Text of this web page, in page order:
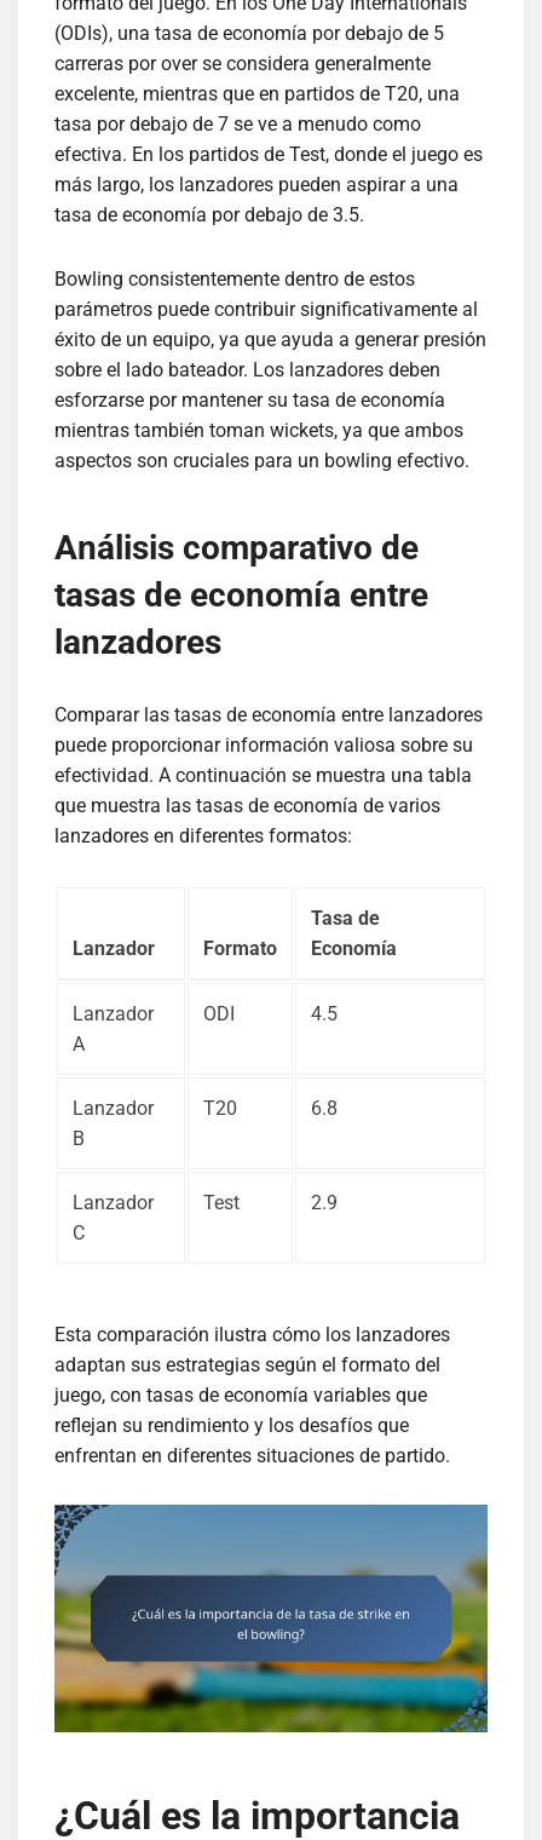
(ODIs), una tasa de economía por debajo de 5
carreras por over se considera generalmente
excelente, mientras que en partidos de T20, una
tasa por debajo de 7 se ve a menudo como
efectiva. En los partidos de Test, donde el juego es
más largo, los lanzadores pueden aspirar a una
tasa de economía por debajo de 3.5.
Bowling consistentemente dentro de estos
parámetros puede contribuir significativamente al
éxito de un equipo, ya que ayuda a generar presión
sobre el lado bateador. Los lanzadores deben
esforzarse por mantener su tasa de economía
mientras también toman wickets, ya que ambos
aspectos son cruciales para un bowling efectivo.
Análisis comparativo de
tasas de economía entre
lanzadores
Comparar las tasas de economía entre lanzadores
puede proporcionar información valiosa sobre su
efectividad. A continuación se muestra una tabla
que muestra las tasas de economía de varios
lanzadores en diferentes formatos:
Lanzador Formato
Tasa de
Economía
Lanzador
A
ODI 4.5
Lanzador
B
T20 6.8
Lanzador
C
Test 2.9
Esta comparación ilustra cómo los lanzadores
adaptan sus estrategias según el formato del
juego, con tasas de economía variables que
reflejan su rendimiento y los desafíos que
enfrentan en diferentes situaciones de partido.
¿Cuál es la importancia